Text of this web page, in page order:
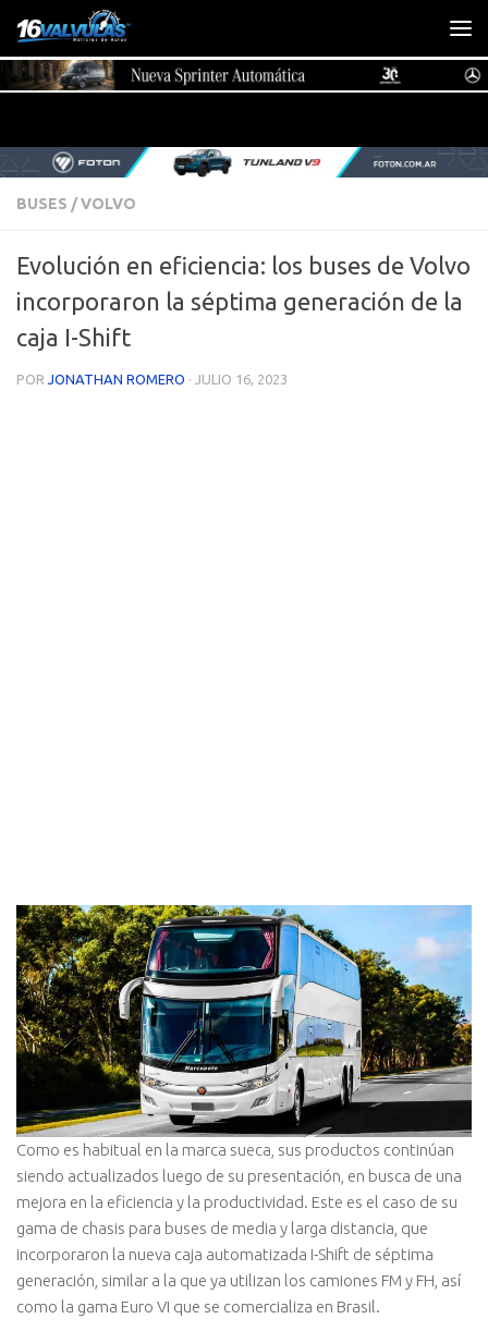
Saltar al contenido
BUSES /VOLVO
Evolución en eficiencia: los buses de Volvo
incorporaron la séptima generación de la
caja I-Shift
POR JONATHAN ROMERO · JULIO 16, 2023
Como es habitual en la marca sueca, sus productos continúan
siendo actualizados luego de su presentación, en busca de una
mejora en la eficiencia y la productividad. Este es el caso de su
gama de chasis para buses de media y larga distancia, que
incorporaron la nueva caja automatizada I-Shift de séptima
generación, similar a la que ya utilizan los camiones FM y FH, así
como la gama Euro VI que se comercializa en Brasil.